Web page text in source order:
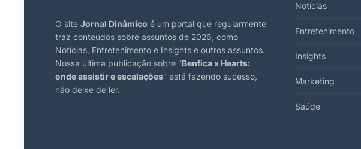
O site Jornal Dinâmico é um portal que regularmente
traz conteúdos sobre assuntos de 2026, como
Notícias, Entretenimento e Insights e outros assuntos.
Nossa última publicação sobre "Benfica x Hearts:
onde assistir e escalações" está fazendo sucesso,
não deixe de ler.
Notícias
Entretenimento
Insights
Marketing
Saúde